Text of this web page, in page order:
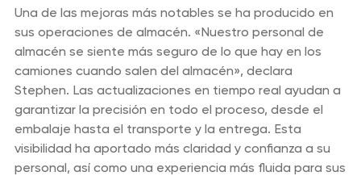
Una de las mejoras más notables se ha producido en
sus operaciones de almacén. «Nuestro personal de
almacén se siente más seguro de lo que hay en los
camiones cuando salen del almacén», declara
Stephen. Las actualizaciones en tiempo real ayudan a
garantizar la precisión en todo el proceso, desde el
embalaje hasta el transporte y la entrega. Esta
visibilidad ha aportado más claridad y confianza a su
personal, así como una experiencia más fluida para sus